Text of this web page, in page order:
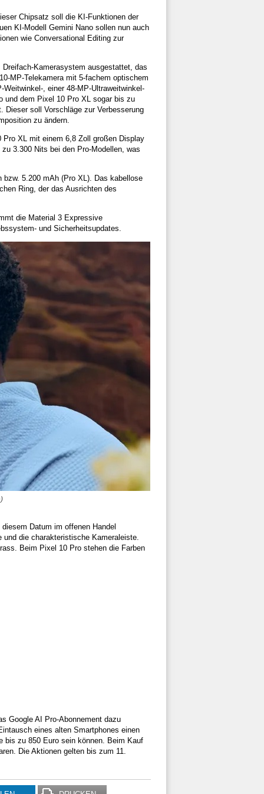
Chipsatz soll die KI-Funktionen der
KI-Modell Gemini Nano sollen nun auch
wie Conversational Editing zur
Kamerasystem ausgestattet, das
MP-Telekamera mit 5-fachem optischem
, einer 48-MP-Ultraweitwinkel-
und dem Pixel 10 Pro XL sogar bis zu
Dieser soll Vorschläge zur Verbesserung
zu ändern.
XL mit einem 6,8 Zoll großen Display
3.300 Nits bei den Pro-Modellen, was
5.200 mAh (Pro XL). Das kabellose
Ring, der das Ausrichten des
die Material 3 Expressive
und Sicherheitsupdates.
Datum im offenen Handel
die charakteristische Kameraleiste.
Beim Pixel 10 Pro stehen die Farben
Google AI Pro-Abonnement dazu
eines alten Smartphones einen
bis zu 850 Euro sein können. Beim Kauf
Die Aktionen gelten bis zum 11.